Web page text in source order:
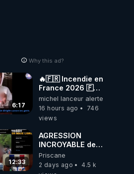
Why this ad?
6:17
🔥🇫🇷 Incendie en
France 2026 🇫🇷
🔥 💥Criminel ou
coincidence
naturelle?💥
michel lanceur alerte
16 hours ago
746
views
12:33
AGRESSION
INCROYABLE de
DIEUDONNÉ sur
SCÈNE
Priscane
2 days ago
4.5 k